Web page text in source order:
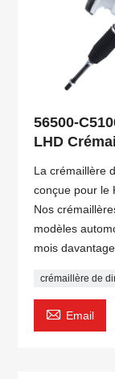
56500-
LHD
La crémaillère
conçue pour le
Nos
modèles
mois
crémaillère de
 Email